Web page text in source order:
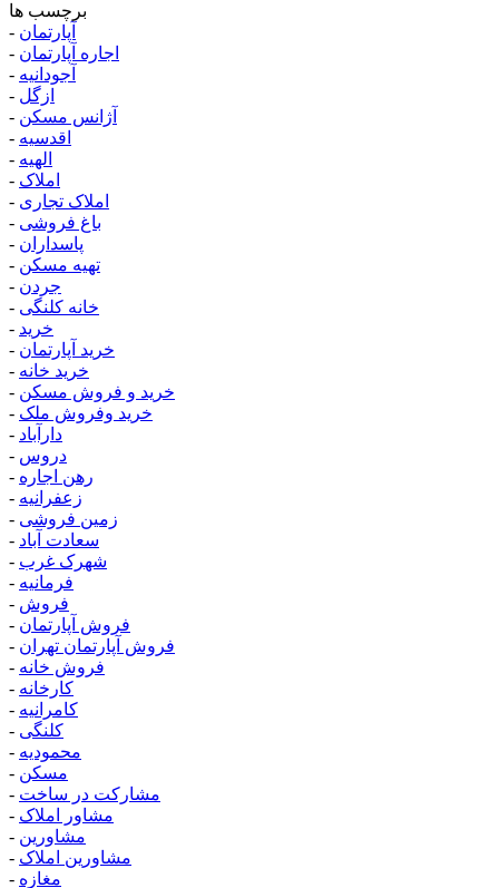
برچسب ها
- آپارتمان
- اجاره آپارتمان
- آجودانیه
- ازگل
- آژانس مسکن
- اقدسیه
- الهیه
- املاک
- املاک تجاری
- باغ فروشی
- پاسداران
- تهیه مسکن
- جردن
- خانه کلنگی
- خرید
- خرید آپارتمان
- خرید خانه
- خرید و فروش مسکن
- خرید وفروش ملک
- دارآباد
- دروس
- رهن اجاره
- زعفرانیه
- زمین فروشی
- سعادت آباد
- شهرک غرب
- فرمانیه
- فروش
- فروش آپارتمان
- فروش آپارتمان تهران
- فروش خانه
- کارخانه
- کامرانیه
- کلنگی
- محمودیه
- مسکن
- مشارکت در ساخت
- مشاور املاک
- مشاورین
- مشاورین املاک
- مغازه